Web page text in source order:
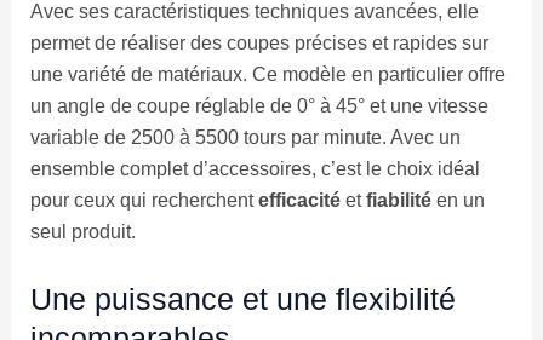
Avec ses caractéristiques techniques avancées, elle
permet de réaliser des coupes précises et rapides sur
une variété de matériaux. Ce modèle en particulier offre
un angle de coupe réglable de 0° à 45° et une vitesse
variable de 2500 à 5500 tours par minute. Avec un
ensemble complet d’accessoires, c’est le choix idéal
pour ceux qui recherchentefficacitéetfiabilitéen un
seul produit.
Une puissance et une flexibilité